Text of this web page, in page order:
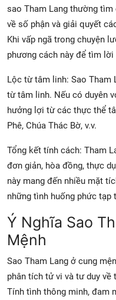
sao Tham Lang thường
về số phận và giải quyết
Khi vấp ngã trong chuyện
phương cách này để tìm
Lộc từ tâm linh: Sao Tham
từ tâm linh. Nếu có duyên
hưởng lợi từ các thực thể
Phê, Chúa Thác Bờ, v.v.
Tổng kết tính cách: Tham
đơn giản, hòa đồng, thực
này mang đến nhiều mặt
những tình huống phức tạp
Ý Nghĩa Sao
Mệnh
Sao Tham Lang ở cung
phân tích tử vi và tư duy
Tính tình thông minh, đam